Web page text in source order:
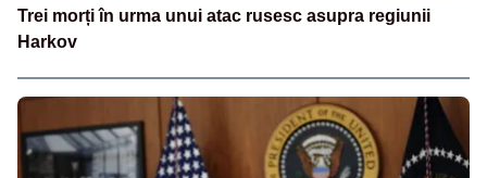
Trei morți în urma unui atac rusesc asupra regiunii
Harkov